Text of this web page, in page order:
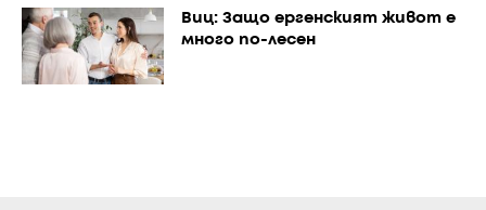
Виц: Защо ергенският живот е
много по-лесен